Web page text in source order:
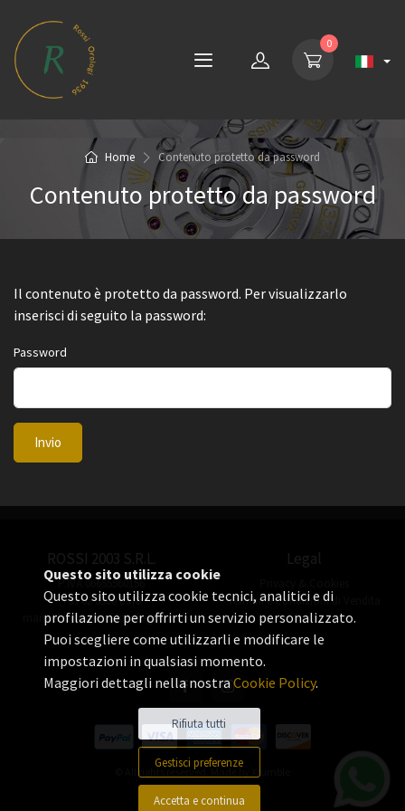
0
Home Contenuto protetto da password
Contenuto protetto da password
Il contenuto è protetto da password. Per visualizzarlo
inserisci di seguito la password:
Password
Invio
ROSSI 2003 S.R.L.
P.IVA 06655560156
+39 02 3360 8378
manuel.rossi@rossiorologi.com
Legal
Termini e Condizioni di Vendita
© All rights reserved. Made by
Questo sito utilizza cookie
Questo sito utilizza cookie tecnici, analitici e di
profilazione per offrirti un servizio personalizzato.
Puoi scegliere come utilizzarli e modificare le
impostazioni in qualsiasi momento.
Maggiori dettagli nella nostraCookie Policy.
Rifiuta tutti
Gestisci preferenze
Accetta e continua